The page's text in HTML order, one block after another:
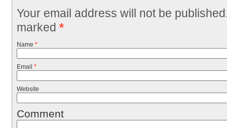
Your email address will not be
marked *
Name *
Email *
Website
Comment